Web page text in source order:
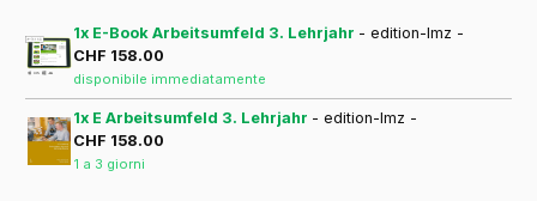
1x E-Book Arbeitsumfeld 3. Lehrjahr - edition-lmz -
CHF 158.00
disponibile immediatamente
1x E Arbeitsumfeld 3. Lehrjahr - edition-lmz -
CHF 158.00
1 a 3 giorni